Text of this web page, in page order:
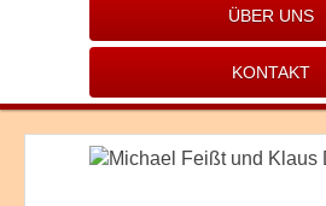
ÜBER UNS
KONTAKT